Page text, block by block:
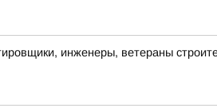
инженеры, ветераны